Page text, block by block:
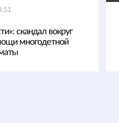
скандал вокруг
многодетной